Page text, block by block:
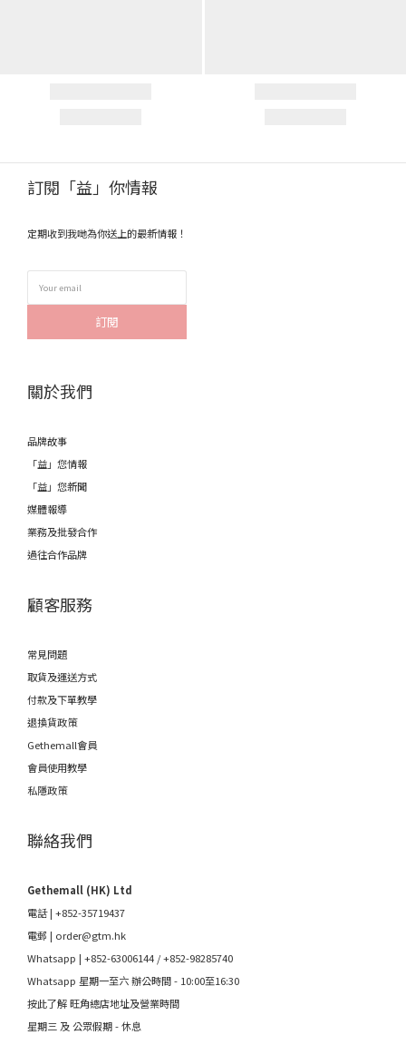
訂閱「益」你情報
定期收到我哋為你送上的最新情報！
訂閱
關於我們
品牌故事
「益」您情報
「益」您新聞
媒體報導
業務及批發合作
過往合作品牌
顧客服務
常見問題
取貨及運送方式
付款及下單教學
退換貨政策
Gethemall會員
會員使用教學
私隱政策
聯絡我們
Gethemall (HK) Ltd
電話 | +852-35719437
電郵 | order@gtm.hk
Whatsapp | +852-63006144 /+852-98285740
Whatsapp 星期一至六 辦公時間 - 10:00至16:30
按此了解 旺角總店地址及營業時間
星期三 及 公眾假期 - 休息